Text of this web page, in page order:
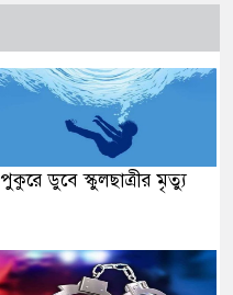
পুকুরে ডুবে স্কুলছাত্রীর মৃত্যু